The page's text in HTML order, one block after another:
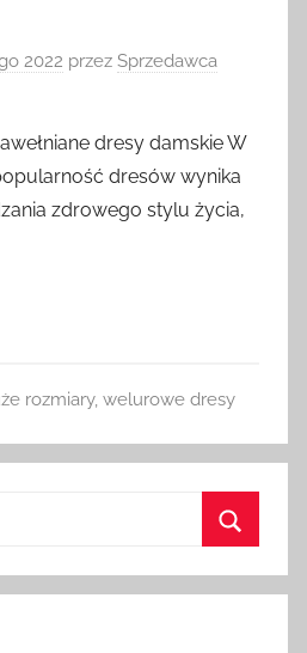
2022 przez Sprzedawca
dresy damskie W
dresów wynika
zdrowego stylu życia,
rozmiary, welurowe dresy